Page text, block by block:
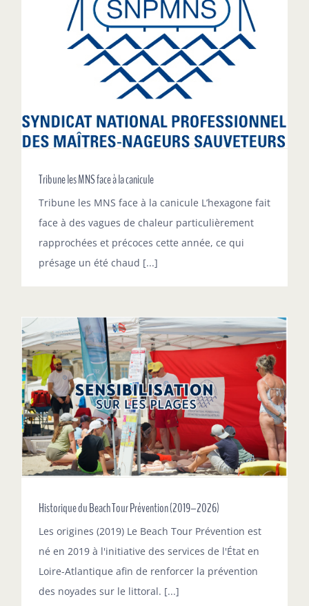
Tribune les MNS face à la canicule
Tribune les MNS face à la canicule L’hexagone fait
face à des vagues de chaleur particulièrement
rapprochées et précoces cette année, ce qui
présage un été chaud [...]
Historique du Beach Tour Prévention (2019–2026)
Les origines (2019) Le Beach Tour Prévention est
né en 2019 à l'initiative des services de l'État en
Loire-Atlantique afin de renforcer la prévention
des noyades sur le littoral. [...]